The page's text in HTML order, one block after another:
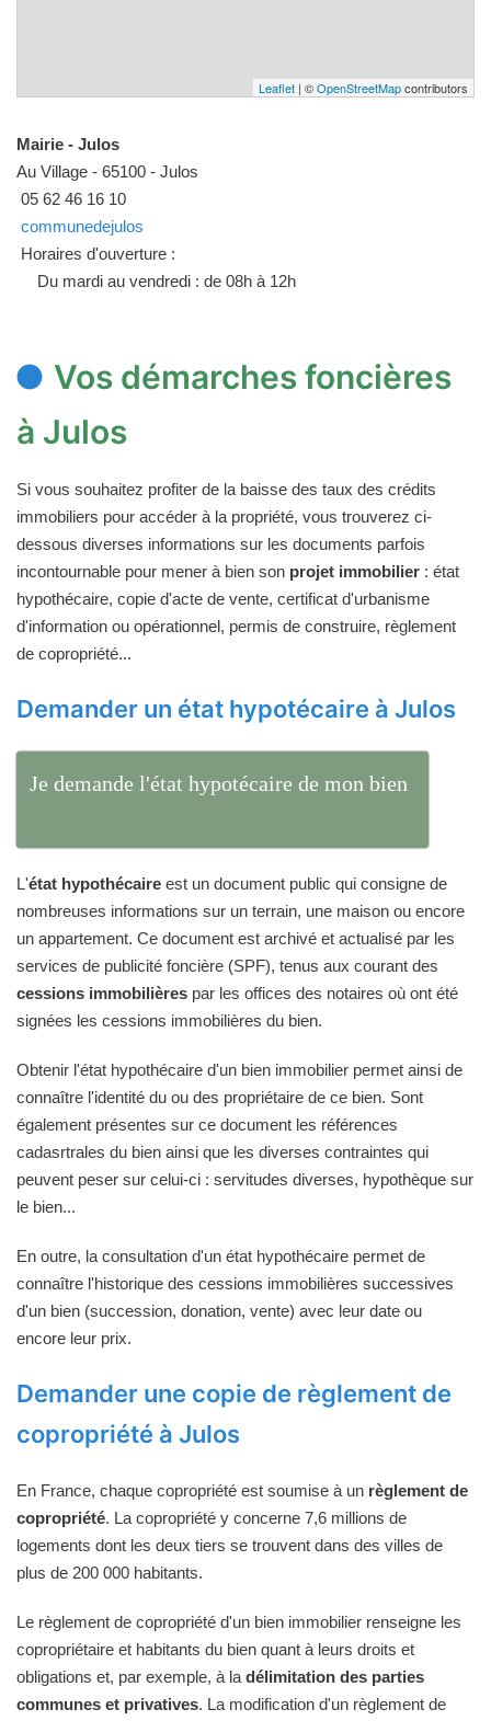
Leaflet | ©OpenStreetMapcontributors
Mairie - Julos
Au Village - 65100 - Julos
05 62 46 16 10
communedejulos
Horaires d'ouverture :
Du mardi au vendredi : de 08h à 12h
Vos démarches foncières
à Julos
Si vous souhaitez profiter de la baisse des taux des crédits
immobiliers pour accéder à la propriété, vous trouverez ci-
dessous diverses informations sur les documents parfois
incontournable pour mener à bien son projet immobilier : état
hypothécaire, copie d'acte de vente, certificat d'urbanisme
d'information ou opérationnel, permis de construire, règlement
de copropriété...
Demander un état hypotécaire à Julos
Je demande l'état hypotécaire de mon bien
L'état hypothécaire est un document public qui consigne de
nombreuses informations sur un terrain, une maison ou encore
un appartement. Ce document est archivé et actualisé par les
services de publicité foncière (SPF), tenus aux courant des
cessions immobilières par les offices des notaires où ont été
signées les cessions immobilières du bien.
Obtenir l'état hypothécaire d'un bien immobilier permet ainsi de
connaître l'identité du ou des propriétaire de ce bien. Sont
également présentes sur ce document les références
cadasrtrales du bien ainsi que les diverses contraintes qui
peuvent peser sur celui-ci : servitudes diverses, hypothèque sur
le bien...
En outre, la consultation d'un état hypothécaire permet de
connaître l'historique des cessions immobilières successives
d'un bien (succession, donation, vente) avec leur date ou
encore leur prix.
Demander une copie de règlement de
copropriété à Julos
En France, chaque copropriété est soumise à un règlement de
copropriété. La copropriété y concerne 7,6 millions de
logements dont les deux tiers se trouvent dans des villes de
plus de 200 000 habitants.
Le règlement de copropriété d'un bien immobilier renseigne les
copropriétaire et habitants du bien quant à leurs droits et
obligations et, par exemple, à la délimitation des parties
communes et privatives. La modification d'un règlement de